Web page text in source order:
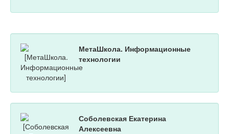
МетаШкола. Информационные
технологии
Соболевская Екатерина
Алексеевна